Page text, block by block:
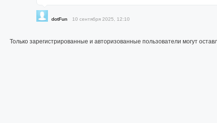
dotFun 10 сентября 2025, 12:10
Только зарегистрированные и авторизованные пользователи могут